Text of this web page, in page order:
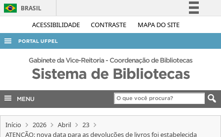
ACESSIBILIDADE CONTRASTE MAPA DO SITE
BRASIL
Simplifique!
Acesso à informação
Canais
PORTAL UFPEL
ACESSO À INFORMAÇÃO
AUDITORIA
COBALTO
CONCURSOS
EDITAIS
Gabinete da Vice-Reitoria - Coordenação de Bibliotecas
Sistema de Bibliotecas
MENU
Início 2026 Abril
23
ATENÇÃO: nova data para as devoluções de livros foi estabelecida